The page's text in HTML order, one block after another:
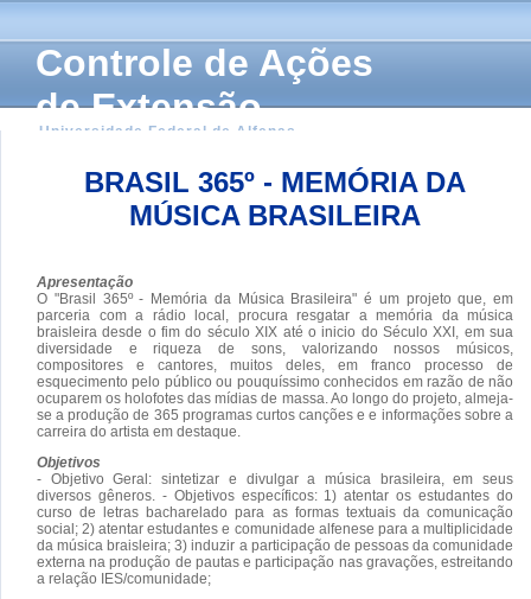
Controle de Ações
de Extensão
Universidade Federal de Alfenas
BRASIL 365º - MEMÓRIA DA
MÚSICA BRASILEIRA
Apresentação
O "Brasil 365º - Memória da Música Brasileira" é um projeto que, em
parceria com a rádio local, procura resgatar a memória da música
braisleira desde o fim do século XIX até o inicio do Século XXI, em sua
diversidade e riqueza de sons, valorizando nossos músicos,
compositores e cantores, muitos deles, em franco processo de
esquecimento pelo público ou pouquíssimo conhecidos em razão de não
ocuparem os holofotes das mídias de massa. Ao longo do projeto, almeja-
se a produção de 365 programas curtos canções e e informações sobre a
carreira do artista em destaque.
Objetivos
- Objetivo Geral: sintetizar e divulgar a música brasileira, em seus
diversos gêneros. - Objetivos específicos: 1) atentar os estudantes do
curso de letras bacharelado para as formas textuais da comunicação
social; 2) atentar estudantes e comunidade alfenese para a multiplicidade
da música braisleira; 3) induzir a participação de pessoas da comunidade
externa na produção de pautas e participação nas gravações, estreitando
a relação IES/comunidade;